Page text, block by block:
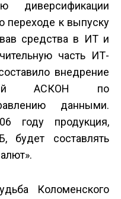
диверсификации
переходе к выпуску
средства в ИТ и
часть ИТ-
внедрение
АСКОН по
данными.
году продукция,
будет составлять
Коломенского